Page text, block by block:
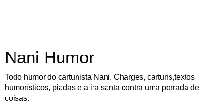
Nani Humor
Todo humor do cartunista Nani. Charges, cartuns,textos
humorísticos, piadas e a ira santa contra uma porrada de
coisas.